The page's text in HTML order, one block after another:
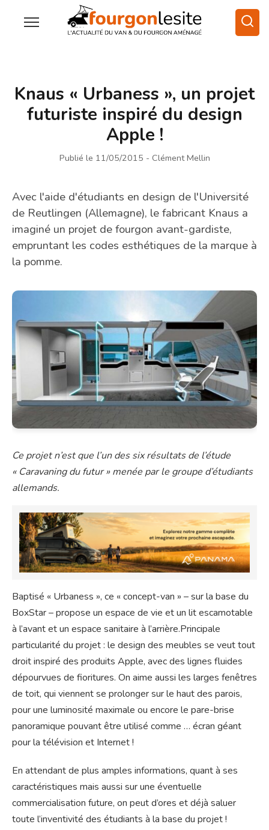
Knaus « Urbaness », un projet
futuriste inspiré du design
Apple !
Publié le 11/05/2015 - Clément Mellin
Avec l'aide d'étudiants en design de l'Université
de Reutlingen (Allemagne), le fabricant Knaus a
imaginé un projet de fourgon avant-gardiste,
empruntant les codes esthétiques de la marque à
la pomme.
Ce projet n’est que l’un des six résultats de l’étude
« Caravaning du futur » menée par le groupe d’étudiants
allemands.
Baptisé « Urbaness », ce « concept-van » – sur la base du
BoxStar – propose un espace de vie et un lit escamotable
à l’avant et un espace sanitaire à l’arrière.Principale
particularité du projet : le design des meubles se veut tout
droit inspiré des produits Apple, avec des lignes fluides
dépourvues de fioritures. On aime aussi les larges fenêtres
de toit, qui viennent se prolonger sur le haut des parois,
pour une luminosité maximale ou encore le pare-brise
panoramique pouvant être utilisé comme … écran géant
pour la télévision et Internet !
En attendant de plus amples informations, quant à ses
caractéristiques mais aussi sur une éventuelle
commercialisation future, on peut d’ores et déjà saluer
toute l’inventivité des étudiants à la base du projet !